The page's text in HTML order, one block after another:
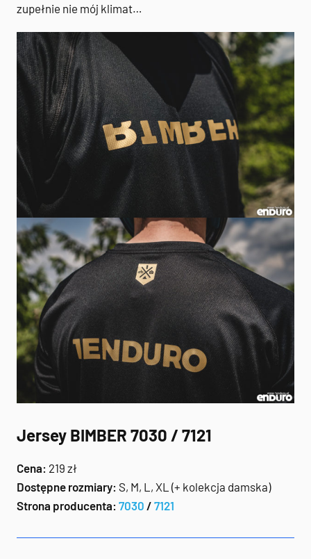
zupełnie nie mój klimat…
Jersey BIMBER 7030 / 7121
Cena: 219 zł
Dostępne rozmiary: S, M, L, XL (+ kolekcja damska)
Strona producenta: 7030 / 7121